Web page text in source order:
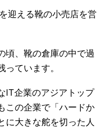
迎える靴の小売店を営
頃、靴の倉庫の中で過
ています。
IT企業のアジアトップ
この企業で「ハードか
に大きな舵を切った人